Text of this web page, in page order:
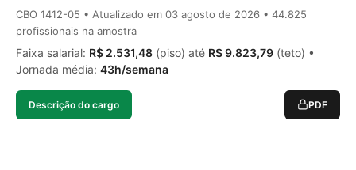
CBO 1412-05 • Atualizado em 03 agosto de 2026 • 44.825
profissionais na amostra
Faixa salarial: R$ 2.531,48 (piso) até R$ 9.823,79 (teto) •
Jornada média: 43h/semana
Descrição do cargo PDF